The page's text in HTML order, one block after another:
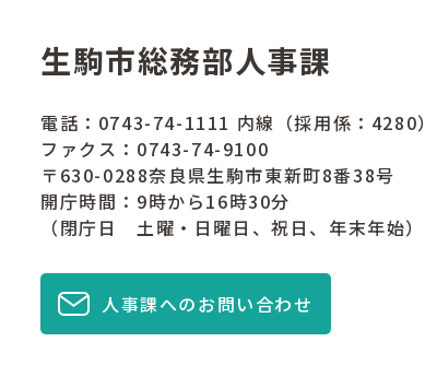
生駒市総務部人事課
電話： 0743-74-1111 内線（採用係：4280）
ファクス：0743-74-9100
〒630-0288奈良県生駒市東新町8番38号
開庁時間：9時から16時30分
（閉庁日 土曜・日曜日、祝日、年末年始）
人事課へのお問い合わせ